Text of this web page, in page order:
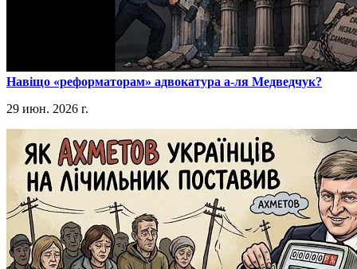
​Навіщо «реформаторам» адвокатура а-ля Медведчук?
29 июн. 2026 г.